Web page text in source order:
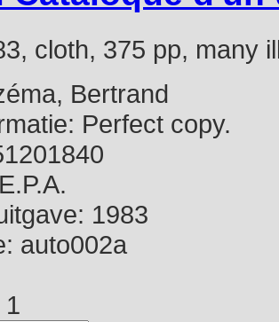
cloth, 375 pp, many
Bertrand
Perfect copy.
E.P.A.
1983
auto002a
1